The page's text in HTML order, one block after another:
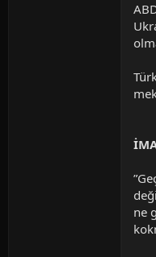
ne